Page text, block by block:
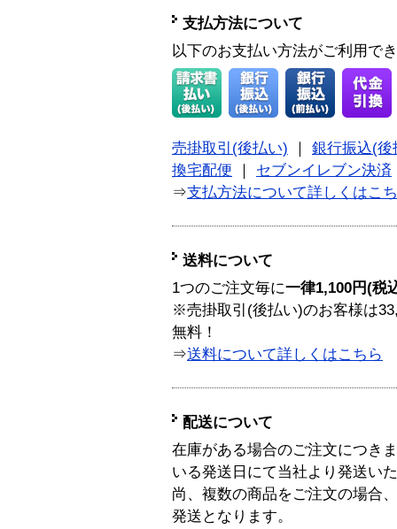
支払方法について
以下のお支払い方法がご利用で
売掛取引(後払い)
銀行振込(後
換宅配便
セブンイレブン決済
⇒支払方法について詳しくはこ
送料について
1つのご注文毎に一律1,100円(税
※売掛取引(後払い)のお客様は
無料！
⇒送料について詳しくはこちら
配送について
在庫がある場合のご注文につき
いる発送日にて当社より発送い
尚、複数の商品をご注文の場合
発送となります。